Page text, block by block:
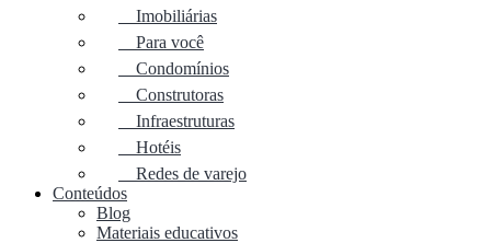
Imobiliárias
Para você
Condomínios
Construtoras
Infraestruturas
Hotéis
Redes de varejo
Conteúdos
Blog
Materiais educativos